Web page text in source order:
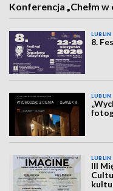
Konferencja „Chełm
LUBLIN
8.
LUBLIN
LUBLIN
III